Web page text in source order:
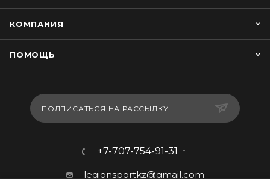
КОМПАНИЯ
ПОМОЩЬ
ПОДПИСАТЬСЯ НА РАССЫЛКУ
+7-707-754-91-31
legionsportkz@gmail.com